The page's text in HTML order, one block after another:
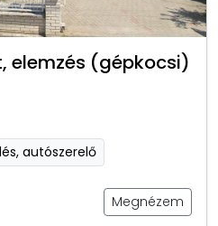
elemzés (gépkocsi)
autószerelő
Megnézem